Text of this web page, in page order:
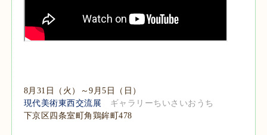
8月31日（火）～9月5日（日）
現代美術東西交流展
ギャラリーちいさいおうち
下京区四条室町角鶏鉾町478